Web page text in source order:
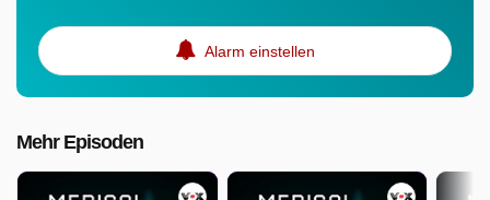
Alarm einstellen
Mehr Episoden